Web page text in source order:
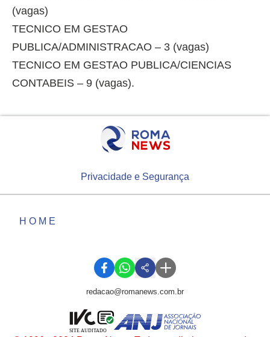
(vagas)
TECNICO EM GESTAO
PUBLICA/ADMINISTRACAO – 3 (vagas)
TECNICO EM GESTAO PUBLICA/CIENCIAS
CONTABEIS – 9 (vagas).
Privacidade e Segurança
HOME
redacao@romanews.com.br
SITE AUDITADO